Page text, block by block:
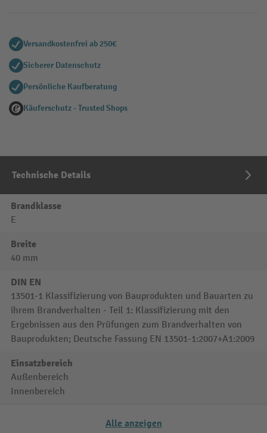
Versandkostenfrei ab 250€
Sicherer Datenschutz
Persönliche Kaufberatung
Käuferschutz - Trusted Shops
Technische Details
Brandklasse
E
Breite
40 mm
DIN EN
13501-1 Klassifizierung von Bauprodukten und Bauarten zu
ihrem Brandverhalten - Teil 1: Klassifizierung mit den
Ergebnissen aus den Prüfungen zum Brandverhalten von
Bauprodukten; Deutsche Fassung EN 13501-1:2007+A1:2009
Einsatzbereich
Außenbereich
Innenbereich
Alle anzeigen